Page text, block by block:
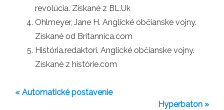
revolúcia. Získané z BL.Uk
Ohlmeyer, Jane H. Anglické občianske vojny.
Získané od Britannica.com
História.redaktori. Anglické občianske vojny.
Získané z histórie.com
« Automatické postavenie
Hyperbaton »